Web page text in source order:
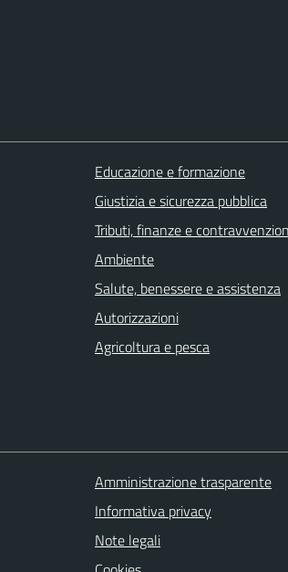
Educazione e formazione
Giustizia e sicurezza pubblica
Tributi, finanze e
Ambiente
Salute, benessere e assistenza
Autorizzazioni
Agricoltura e pesca
Amministrazione trasparente
Informativa privacy
Note legali